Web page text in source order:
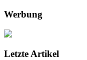
Werbung
Letzte Artikel